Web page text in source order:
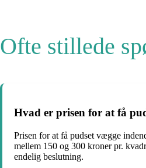
Ofte stillede
Hvad er prisen for at få
Prisen for at få pudset vægge
mellem 150 og 300 kroner pr.
endelig beslutning.